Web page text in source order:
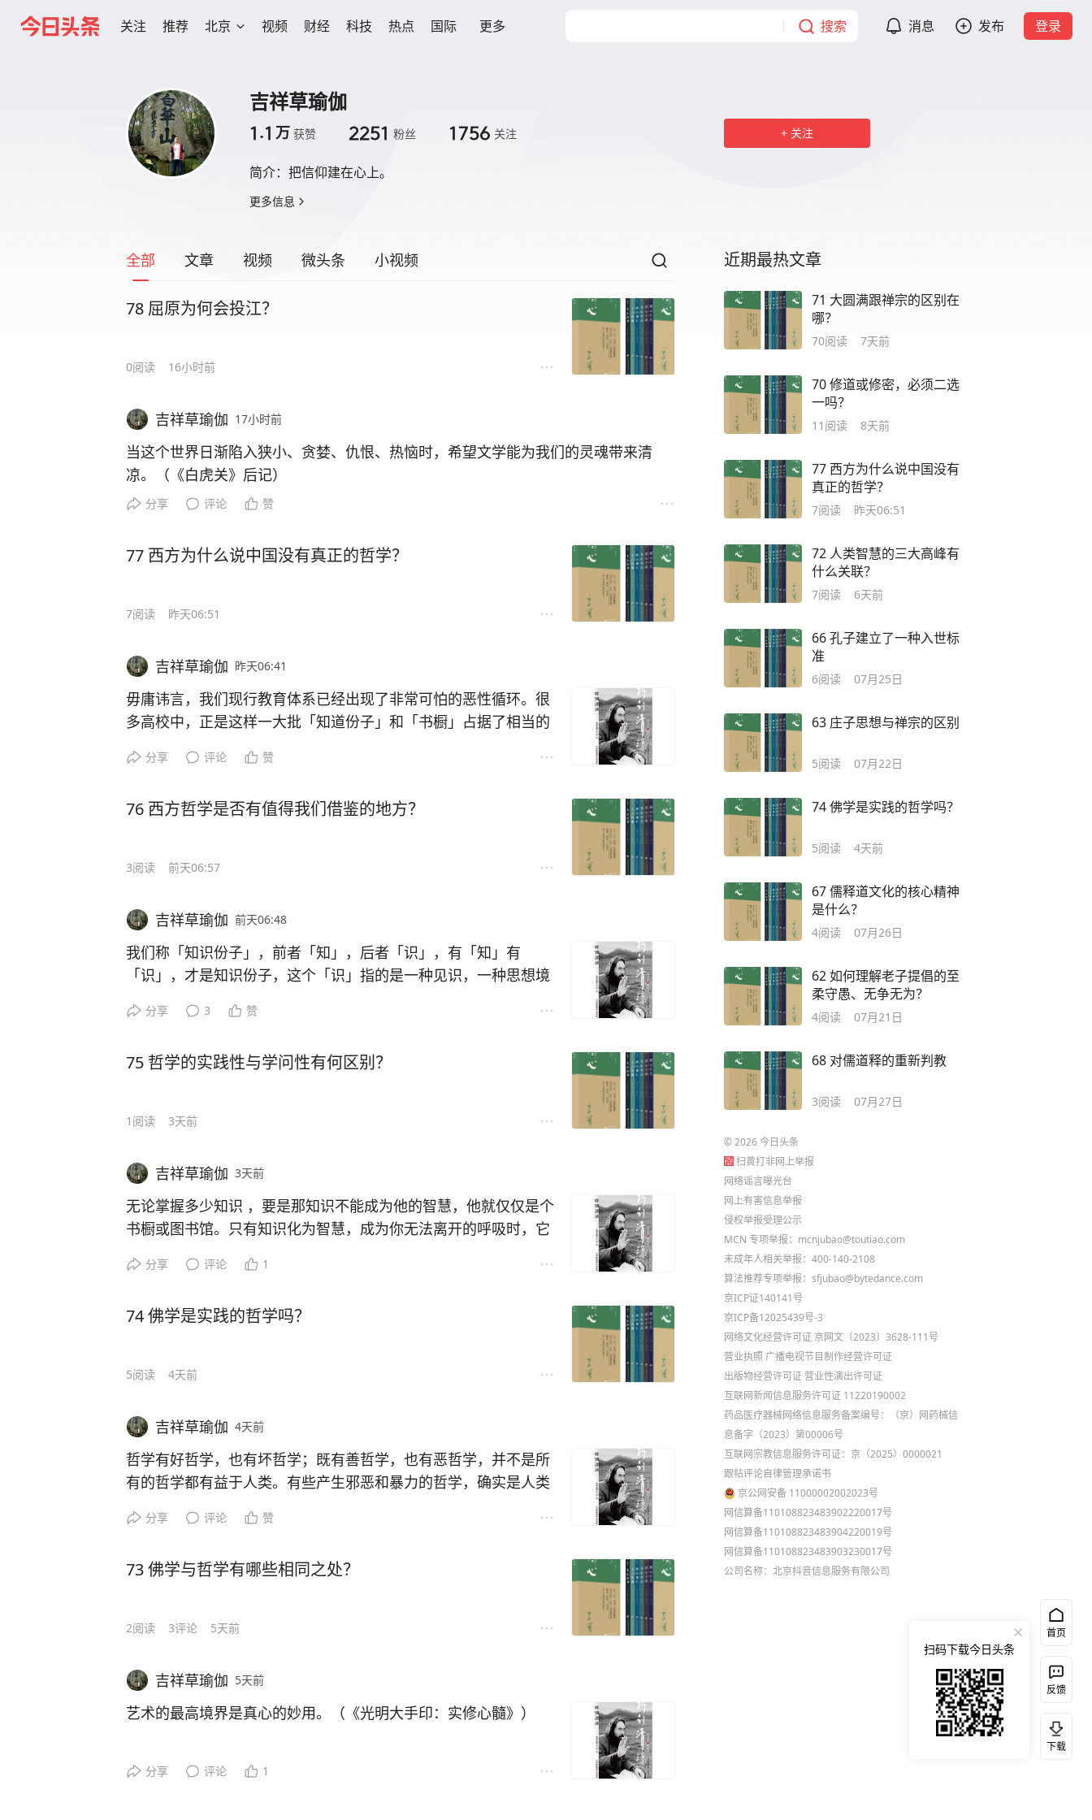
关注 推荐 北京 视频 财经 科技 热点 国际 更多 搜索 消息 发布 登录
吉祥草瑜伽
1.1 万 获赞 2251 粉丝 1756 关注
简介： 把信仰建在心上。
更多信息
关注
全部 文章 视频 微头条 小视频
78 屈原为何会投江？
0阅读 16小时前
吉祥草瑜伽 17小时前
当这个世界日渐陷入狭小、贪婪、仇恨、热恼时，希望文学能为我们的灵魂带来清
凉。（《白虎关》后记）
分享 评论 赞
77 西方为什么说中国没有真正的哲学？
7阅读 昨天06:51
吉祥草瑜伽 昨天06:41
毋庸讳言，我们现行教育体系已经出现了非常可怕的恶性循环。很
多高校中，正是这样一大批「知道份子」和「书橱」占据了相当的
财、物各种资源，都被他们垄断、掌握着，形成了一个既得利益集
分享 评论 赞
76 西方哲学是否有值得我们借鉴的地方？
3阅读 前天06:57
吉祥草瑜伽 前天06:48
我们称「知识份子」，前者「知」，后者「识」，有「知」有
「识」，才是知识份子，这个「识」指的是一种见识，一种思想境
份子，一定是社会的精英、时代的精英、民族的精英，数量不会太
分享 3 赞
75 哲学的实践性与学问性有何区别？
1 阅读 3天前
吉祥草瑜伽 3天前
无论掌握多少知识 ，要是那知识不能成为他的智慧，他就仅仅是个
书橱或图书馆。只有知识化为智慧，成为你无法离开的呼吸时，它
分享 评论 1
74 佛学是实践的哲学吗？
5阅读 4天前
吉祥草瑜伽 4天前
哲学有好哲学，也有坏哲学；既有善哲学，也有恶哲学，并不是所
有的哲学都有益于人类。有些产生邪恶和暴力的哲学，确实是人类
分享 评论 赞
73 佛学与哲学有哪些相同之处？
2阅读 3评论 5天前
吉祥草瑜伽 5天前
艺术的最高境界是真心的妙用。（《光明大手印：实修心髓》）
分享 评论 1
近期最热文章
71 大圆满跟禅宗的区别在
哪？
70阅读 7天前
70 修道或修密，必须二选
一吗？
11 阅读 8天前
77 西方为什么说中国没有
真正的哲学？
7阅读 昨天06:51
72 人类智慧的三大高峰有
什么关联？
7阅读 6天前
66 孔子建立了一种入世标
准
6阅读 07月25日
63 庄子思想与禅宗的区别
5阅读 07月22日
74 佛学是实践的哲学吗？
5阅读 4天前
67 儒释道文化的核心精神
是什么？
4阅读 07月26日
62 如何理解老子提倡的至
柔守愚、无争无为？
4阅读 07月21日
68 对儒道释的重新判教
3阅读 07月27日
©2026今日头条
扫黄打非网上举报
网络谣言曝光台
网上有害信息举报
侵权举报受理公示
MCN 专项举报：mcnjubao@toutiao.com
未成年人相关举报：400-140-2108
算法推荐专项举报：sfjubao@bytedance.com
京ICP证140141号
京ICP备12025439号-3
网络文化经营许可证 京网文〔2023〕3628-111号
营业执照 广播电视节目制作经营许可证
出版物经营许可证 营业性演出许可证
互联网新闻信息服务许可证 11220190002
药品医疗器械网络信息服务备案编号：（京）网药械信
息备字（2023）第00006号
互联网宗教信息服务许可证：京（2025）0000021
跟帖评论自律管理承诺书
京公网安备 11000002002023号
网信算备110108823483902220017号
网信算备110108823483904220019号
网信算备110108823483903230017号
公司名称：北京抖音信息服务有限公司
首页
反馈
下载
扫码下载今日头条